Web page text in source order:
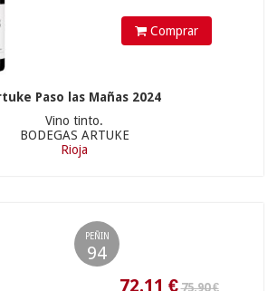
Comprar
Paso las Mañas 2024
Vino tinto.
BODEGAS ARTUKE
Rioja
PEÑIN
94
24.61€